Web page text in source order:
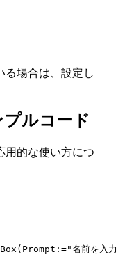
る場合は、設定し
ルコード
用的な使い方につ
名前を入力